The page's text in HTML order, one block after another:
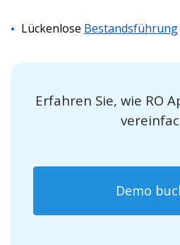
Lückenlose Bestandsführung
Erfahren Sie, wie RO
Demo